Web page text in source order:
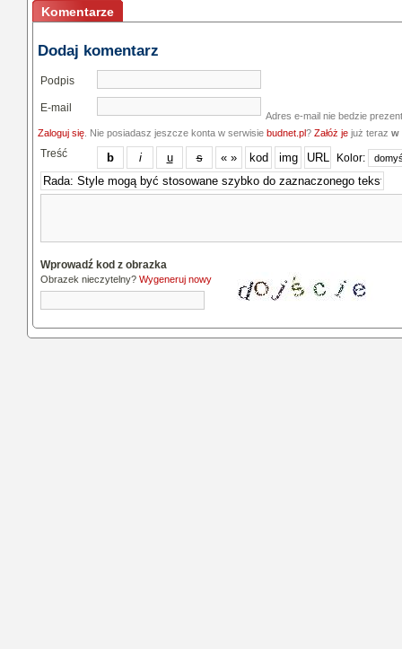
Komentarze
Dodaj komentarz
Podpis
E-mail
Adres e-mail nie bedzie
Zaloguj się . Nie posiadasz jeszcze konta w serwisie budnet.pl? Załóż je już teraz w
Treść Kolor:
Wprowadź kod z obrazka
Obrazek nieczytelny? Wygeneruj nowy